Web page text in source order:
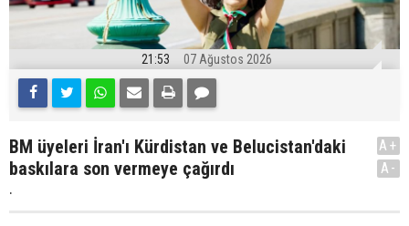
21:53 07 Ağustos 2026
BM üyeleri İran'ı Kürdistan ve Belucistan'daki
baskılara son vermeye çağırdı
.
A+
A-